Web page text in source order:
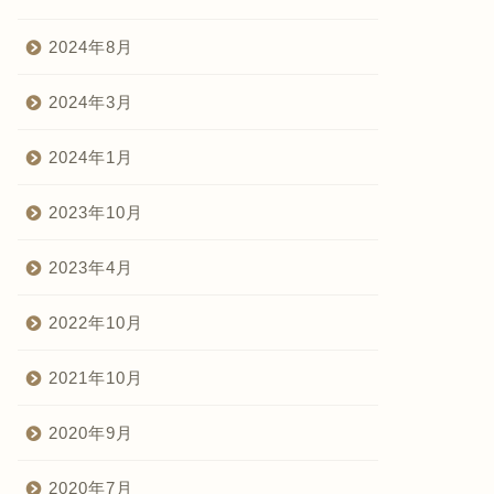
2024年8月
2024年3月
2024年1月
2023年10月
2023年4月
2022年10月
2021年10月
2020年9月
2020年7月